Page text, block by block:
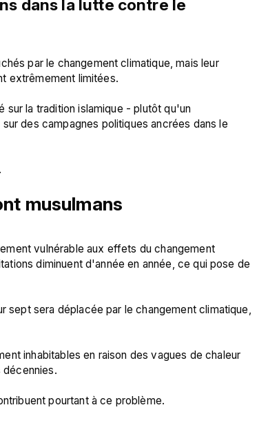
par le changement climatique, mais leur
extrêmement limitées.
sur la tradition islamique - plutôt qu'un
des campagnes politiques ancrées dans le
musulmans
vulnérable aux effets du changement
diminuent d'année en année, ce qui pose de
sept sera déplacée par le changement climatique,
inhabitables en raison des vagues de chaleur
décennies.
pourtant à ce problème.